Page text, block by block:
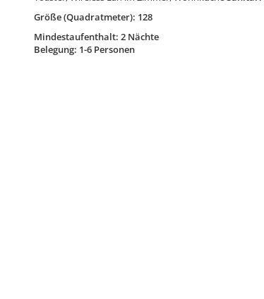
Größe (Quadratmeter): 128
Mindestaufenthalt: 2 Nächte
Belegung: 1-6 Personen